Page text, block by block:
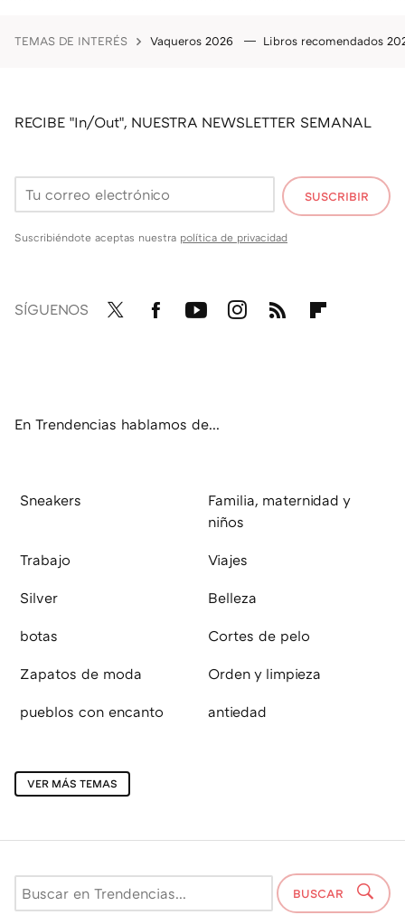
TEMAS DE INTERÉS Vaqueros 2026 Libros recomendados
RECIBE "In/Out", NUESTRA NEWSLETTER SEMANAL
SUSCRIBIR
Suscribiéndote aceptas nuestra política de privacidad
SÍGUENOS
En Trendencias hablamos de...
Sneakers
Familia, maternidad y
niños
Trabajo Viajes
Silver Belleza
botas Cortes de pelo
Zapatos de moda Orden y limpieza
pueblos con encanto antiedad
VER MÁS TEMAS
BUSCAR